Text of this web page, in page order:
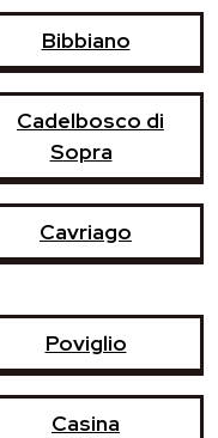
Bibbiano
Cadelbosco di
Sopra
Cavriago
Poviglio
Casina